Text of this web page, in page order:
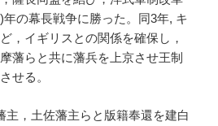
の幕長戦争に勝った。同3年, キ
，イギリスとの関係を確保し，
藩らと共に藩兵を上京させ王制
せる。
主，土佐藩主らと版籍奉還を建白